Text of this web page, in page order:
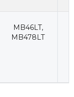
MB46LT,
MB478LT